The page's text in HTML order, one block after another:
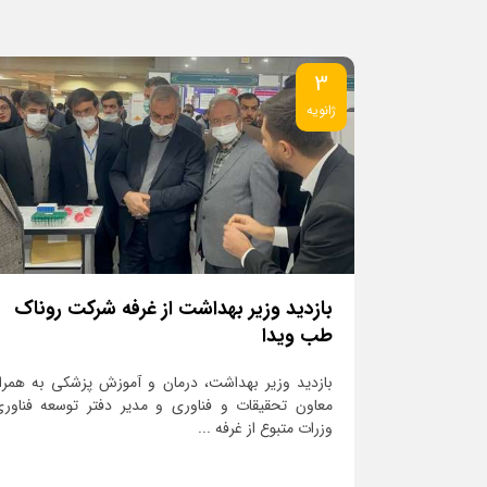
3
ژانویه
بازدید وزیر بهداشت از غرفه شرکت روناک
طب ویدا
بازدید وزیر بهداشت، درمان و آموزش پزشکی به
معاون تحقیقات و فناوری و مدیر دفتر توسعه
وزرات متبوع از غرفه ...